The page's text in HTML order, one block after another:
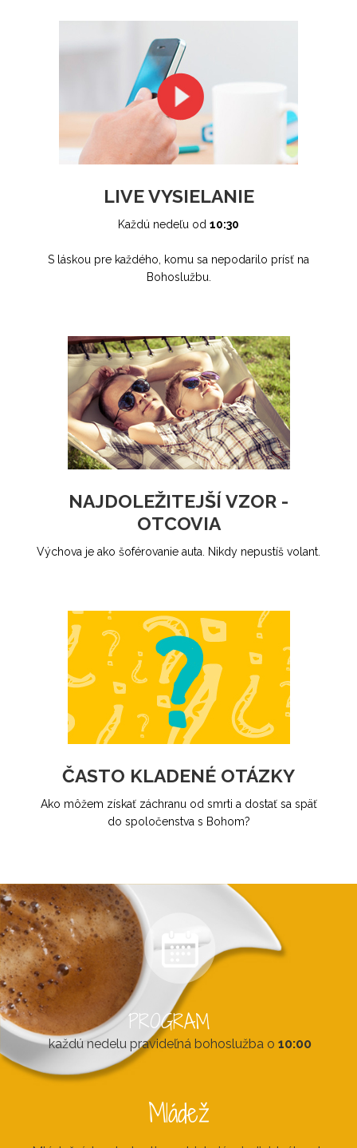
LIVE VYSIELANIE
Každú nedeľu od 10:30
S láskou pre každého, komu sa nepodarilo prísť na
Bohoslužbu.
NAJDOLEŽITEJŠÍ VZOR -
OTCOVIA
Výchova je ako šoférovanie auta. Nikdy nepustíš volant.
ČASTO KLADENÉ OTÁZKY
Ako môžem získať záchranu od smrti a dostať sa späť
do spoločenstva s Bohom?
PROGRAM
každú nedelu pravideľná bohoslužba o 10:00
Mládež